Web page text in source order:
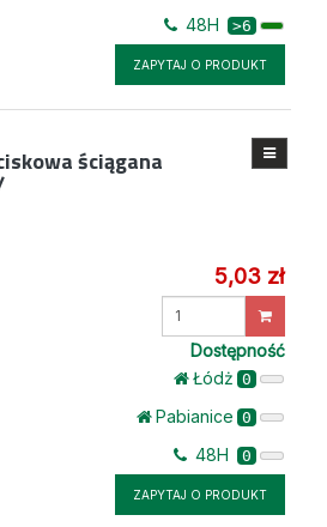
48H >6
ZAPYTAJ O PRODUKT
ściągana
5,03 zł
Wprowadź
Dostępność
Łódż 0
Pabianice 0
48H 0
ZAPYTAJ O PRODUKT